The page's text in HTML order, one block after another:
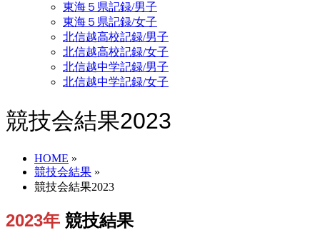
東海５県記録/男子
東海５県記録/女子
北信越高校記録/男子
北信越高校記録/女子
北信越中学記録/男子
北信越中学記録/女子
競技会結果2023
HOME »
競技会結果 »
競技会結果2023
2023年 競技結果